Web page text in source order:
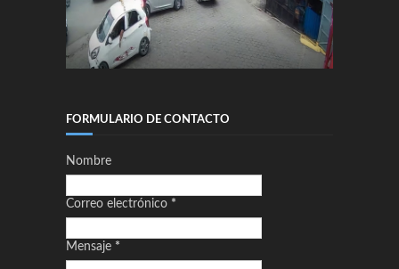
FORMULARIO DE CONTACTO
Nombre
Correo electrónico *
Mensaje *